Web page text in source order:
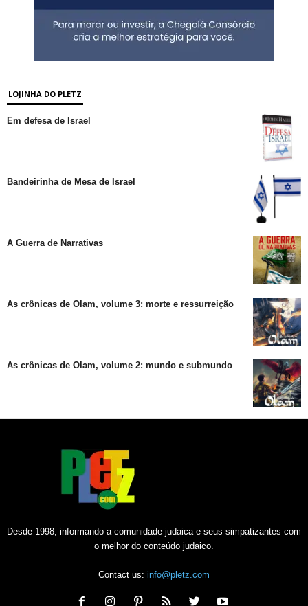
LOJINHA DO PLETZ
Em defesa de Israel
Bandeirinha de Mesa de Israel
A Guerra de Narrativas
As crônicas de Olam, volume 3: morte e ressurreição
As crônicas de Olam, volume 2: mundo e submundo
Desde 1998, informando a comunidade judaica e seus simpatizantes com
o melhor do conteúdo judaico.
Contact us: info@pletz.com